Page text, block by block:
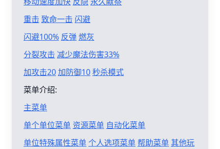
重击 致命一击 闪避
闪避100% 反弹燃灰
分裂攻击 减少魔法伤害33%
加攻击20加防御10秒杀模式
菜单介绍:
主菜单
单个单位菜单 资源菜单 自动化菜单
单位特殊属性菜单个人选项菜单帮助菜单其他玩